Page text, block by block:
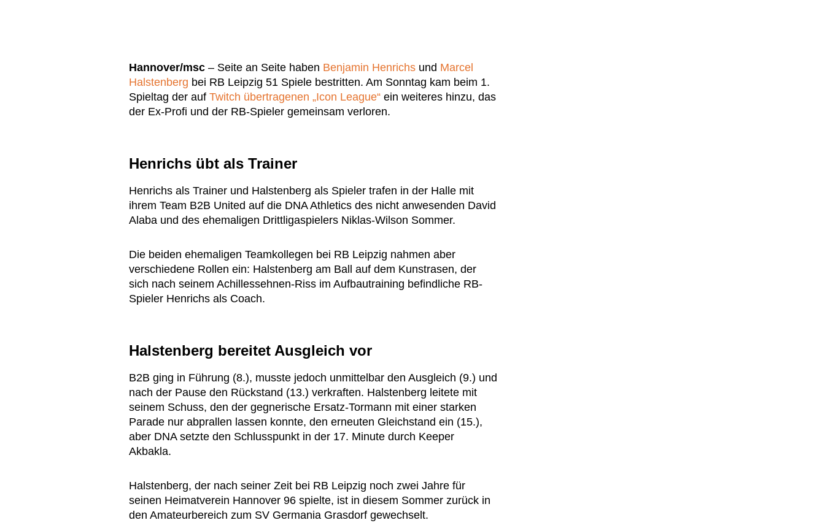
Hannover/msc – Seite an Seite haben Benjamin Henrichs und Marcel
Halstenberg bei RB Leipzig 51 Spiele bestritten. Am Sonntag kam beim 1.
Spieltag der auf Twitch übertragenen „Icon League“ ein weiteres hinzu, das
der Ex-Profi und der RB-Spieler gemeinsam verloren.
Henrichs übt als Trainer
Henrichs als Trainer und Halstenberg als Spieler trafen in der Halle mit
ihrem Team B2B United auf die DNA Athletics des nicht anwesenden David
Alaba und des ehemaligen Drittligaspielers Niklas-Wilson Sommer.
Die beiden ehemaligen Teamkollegen bei RB Leipzig nahmen aber
verschiedene Rollen ein: Halstenberg am Ball auf dem Kunstrasen, der
sich nach seinem Achillessehnen-Riss im Aufbautraining befindliche RB-
Spieler Henrichs als Coach.
Halstenberg bereitet Ausgleich vor
B2B ging in Führung (8.), musste jedoch unmittelbar den Ausgleich (9.) und
nach der Pause den Rückstand (13.) verkraften. Halstenberg leitete mit
seinem Schuss, den der gegnerische Ersatz-Tormann mit einer starken
Parade nur abprallen lassen konnte, den erneuten Gleichstand ein (15.),
aber DNA setzte den Schlusspunkt in der 17. Minute durch Keeper
Akbakla.
Halstenberg, der nach seiner Zeit bei RB Leipzig noch zwei Jahre für
seinen Heimatverein Hannover 96 spielte, ist in diesem Sommer zurück in
den Amateurbereich zum SV Germania Grasdorf gewechselt.